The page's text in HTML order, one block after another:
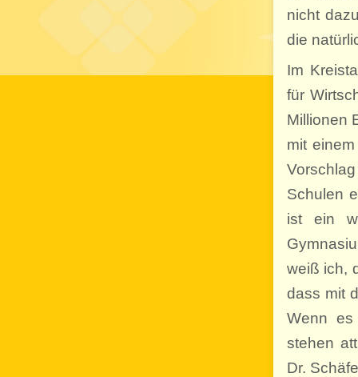
nicht
die
Im
für
Millionen
mit
Schulen
ist ein
weiß ich,
dass mit
Wenn es
stehen
Dr.